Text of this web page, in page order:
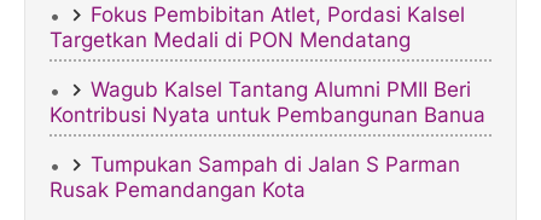
​Fokus Pembibitan Atlet, Pordasi Kalsel
Targetkan Medali di PON Mendatang
​Wagub Kalsel Tantang Alumni PMII Beri
Kontribusi Nyata untuk Pembangunan Banua
Tumpukan Sampah di Jalan S Parman
Rusak Pemandangan Kota